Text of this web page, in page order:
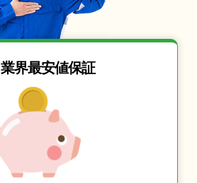
業界最安値保証